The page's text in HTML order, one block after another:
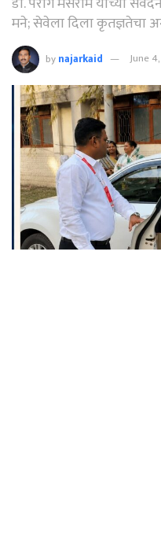
मने; सेवेला दिला कृतज्ञतेचा
bynajarkaid June